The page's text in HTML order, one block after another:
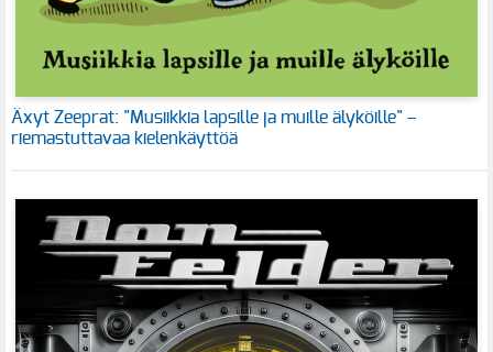
Äxyt Zeeprat: "Musiikkia lapsille ja muille älyköille" –
riemastuttavaa kielenkäyttöä